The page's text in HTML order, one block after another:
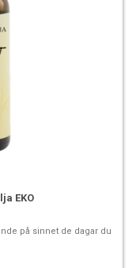
EKO
på sinnet de dagar du